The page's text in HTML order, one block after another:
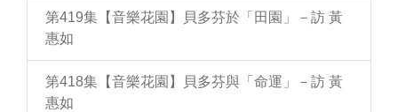
第419集【音樂花園】貝多芬於「田園」－訪 黃
惠如
第418集【音樂花園】貝多芬與「命運」－訪 黃
惠如